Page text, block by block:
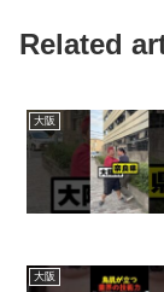
Related
大阪
大阪